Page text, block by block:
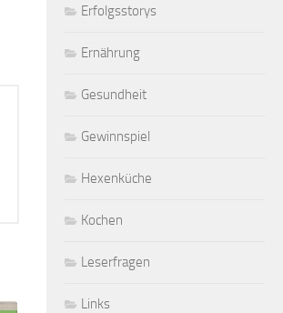
Erfolgsstorys
Ernährung
Gesundheit
Gewinnspiel
Hexenküche
Kochen
Leserfragen
Links